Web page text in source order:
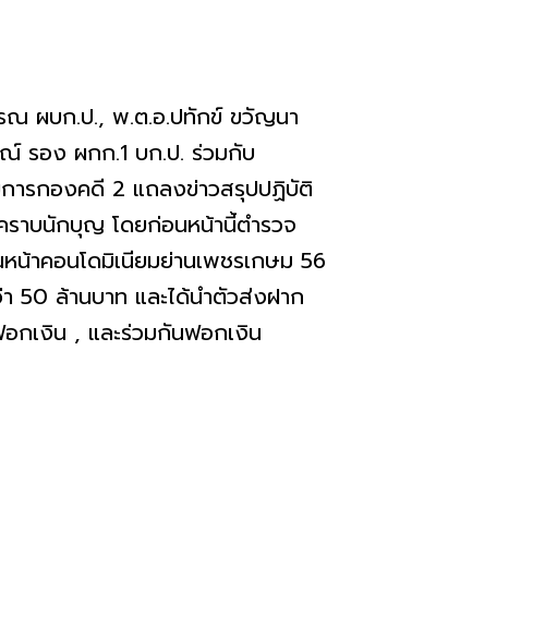
ณ ผบก.ป., พ.ต.อ.ปทักข์ ขวัญนา
รอง ผกก.1 บก.ป. ร่วมกับ
ารกองคดี 2 แถลงข่าวสรุปปฏิบัติ
ราบนักบุญ โดยก่อนหน้านี้ตำรวจ
าคอนโดมิเนียมย่านเพชรเกษม 56
50 ล้านบาท และได้นำตัวส่งฝาก
กเงิน , และร่วมกันฟอกเงิน